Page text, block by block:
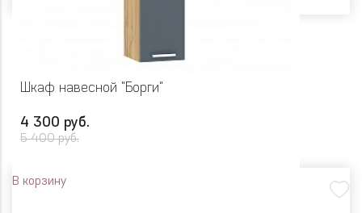
Шкаф навесной "Борги"
4 300 руб.
5 400 руб.
В корзину